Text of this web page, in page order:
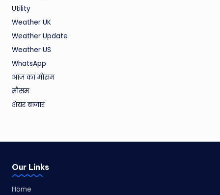
Utility
Weather UK
Weather Update
Weather US
WhatsApp
आज का मौसम
मौसम
शेयर बाजार
Our Links
Home